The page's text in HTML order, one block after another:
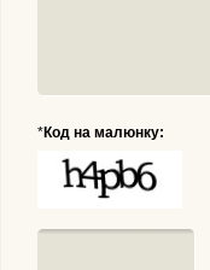
*Код на малюнку: